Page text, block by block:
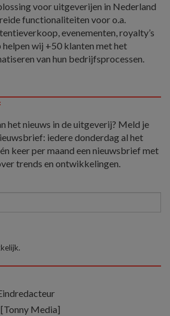
voor uitgeverijen in Nederland
functionaliteiten voor o.a.
evenementen, royalty’s
wij +50 klanten met het
van hun bedrijfsprocessen.
het nieuws in de uitgeverij? Meld je
iedere donderdag al het
keer per maand een nieuwsbrief met
trends en ontwikkelingen.
Media]